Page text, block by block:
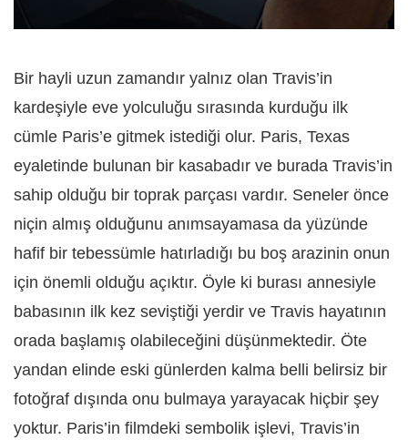
Bir hayli uzun zamandır yalnız olan Travis’in
kardeşiyle eve yolculuğu sırasında kurduğu ilk
cümle Paris’e gitmek istediği olur. Paris, Texas
eyaletinde bulunan bir kasabadır ve burada Travis’in
sahip olduğu bir toprak parçası vardır. Seneler önce
niçin almış olduğunu anımsayamasa da yüzünde
hafif bir tebessümle hatırladığı bu boş arazinin onun
için önemli olduğu açıktır. Öyle ki burası annesiyle
babasının ilk kez seviştiği yerdir ve Travis hayatının
orada başlamış olabileceğini düşünmektedir. Öte
yandan elinde eski günlerden kalma belli belirsiz bir
fotoğraf dışında onu bulmaya yarayacak hiçbir şey
yoktur. Paris’in filmdeki sembolik işlevi, Travis’in